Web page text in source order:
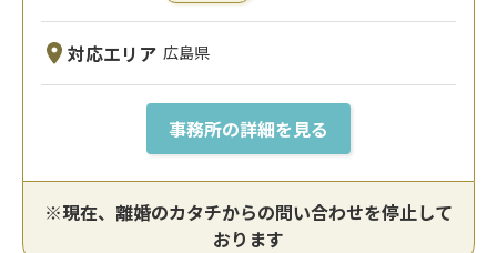
対応エリア 広島県
事務所の詳細を見る
※現在、離婚のカタチからの問い合わせを停止して
おります